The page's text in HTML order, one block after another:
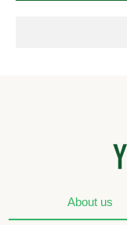
About us